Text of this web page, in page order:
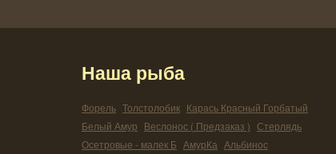
Наша рыба
Форель Толстолобик Карась Красный Горбатый
Белый Амур Веслонос ( Предзаказ ) Стерлядь
Осетровые - малек Б АмурКа Альбинос